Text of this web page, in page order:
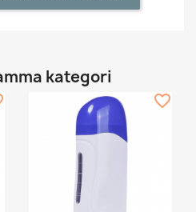
kategori
favorite_border